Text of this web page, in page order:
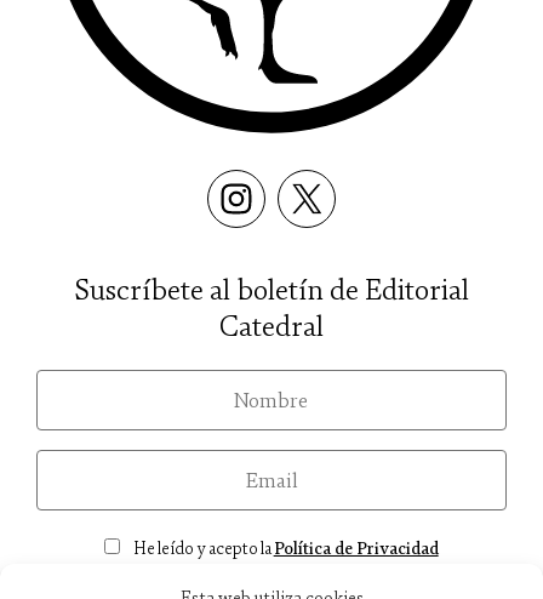
Suscríbete al boletín de Editorial
Catedral
ConsentimientoHe leído y acepto laPolítica de Privacidad